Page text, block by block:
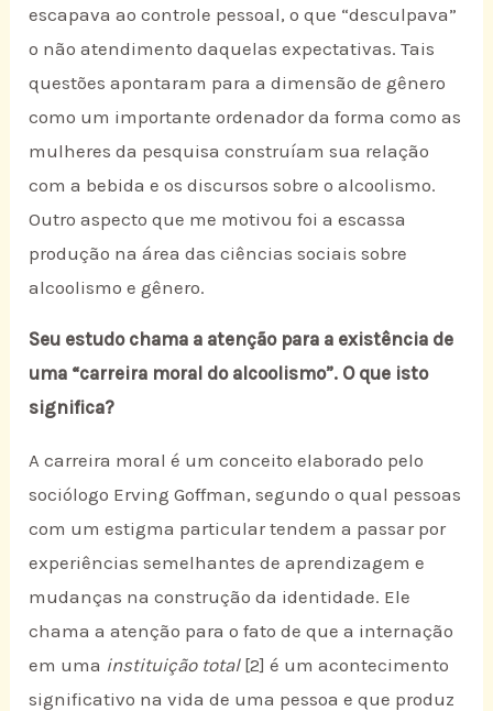
escapava ao controle pessoal, o que “desculpava”
o não atendimento daquelas expectativas. Tais
questões apontaram para a dimensão de gênero
como um importante ordenador da forma como as
mulheres da pesquisa construíam sua relação
com a bebida e os discursos sobre o alcoolismo.
Outro aspecto que me motivou foi a escassa
produção na área das ciências sociais sobre
alcoolismo e gênero.
Seu estudo chama a atenção para a existência de
uma “carreira moral do alcoolismo”. O que isto
significa?
A carreira moral é um conceito elaborado pelo
sociólogo Erving Goffman, segundo o qual pessoas
com um estigma particular tendem a passar por
experiências semelhantes de aprendizagem e
mudanças na construção da identidade. Ele
chama a atenção para o fato de que a internação
em uma instituição total[2] é um acontecimento
significativo na vida de uma pessoa e que produz